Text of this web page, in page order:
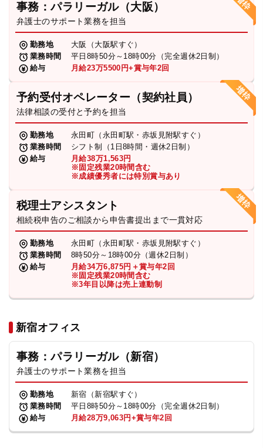
事務：パラリーガル（大阪）
弁護士のサポート業務を担当
勤務地
大阪（大阪駅すぐ）
業務時間
平日8時50分～18時00分（完全週休2日制）
給与
月給23万5500円+賞与年2回
予約受付オペレーター（契約社員）
法律相談の受付と予約を担当
勤務地
永田町（永田町駅・赤坂見附駅すぐ）
業務時間
シフト制（1日8時間・週休2日制）
給与
月給38万1,563円
※固定残業20時間含む
※成績優秀者には特別賞与あり
税理士アシスタント
相続税申告のご相談から申告書提出まで一貫対応
勤務地
永田町（永田町駅・赤坂見附駅すぐ）
業務時間
8時50分～18時00分（週休2日制）
給与
月給34万6,875円＋賞与年2回
※固定残業20時間含む
※3年目以降は売上連動制
新宿オフィス
事務：パラリーガル（新宿）
弁護士のサポート業務を担当
勤務地
新宿（新宿駅すぐ）
業務時間
平日8時50分～18時00分（完全週休2日制）
給与
月給28万9,063円+賞与年2回
求人採用
お知らせ
特設サイト
相談先情報サイト
プライバシーポリシー
TikTok受賞 定義集 動画集